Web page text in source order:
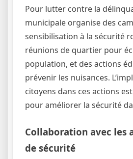
Pour lutter contre la
municipale organise des
sensibilisation à la sécurité
réunions de quartier pour
population, et des actions
prévenir les nuisances.
citoyens dans ces actions
pour améliorer la sécurité
Collaboration avec les
de sécurité